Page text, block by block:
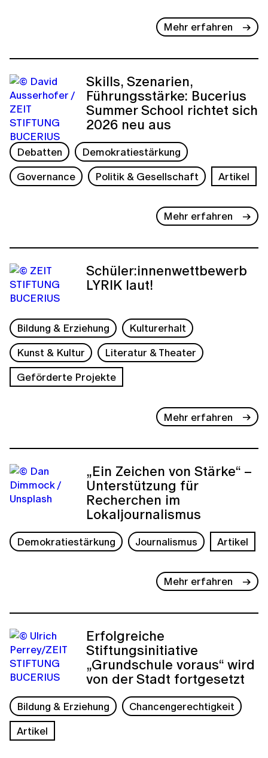
Mehr erfahren
Skills, Szenarien,
Führungsstärke: Bucerius
Summer School richtet sich
2026 neu aus
Debatten
Demokratiestärkung
Governance
Politik & Gesellschaft Artikel
Mehr erfahren
Schüler:innenwettbewerb
LYRIK laut!
Bildung & Erziehung
Kulturerhalt
Kunst & Kultur
Literatur & Theater
Geförderte Projekte
Mehr erfahren
„Ein Zeichen von Stärke“ –
Unterstützung für
Recherchen im
Lokaljournalismus
Demokratiestärkung Journalismus Artikel
Mehr erfahren
Erfolgreiche
Stiftungsinitiative
„Grundschule voraus“ wird
von der Stadt fortgesetzt
Bildung & Erziehung
Chancengerechtigkeit
Artikel